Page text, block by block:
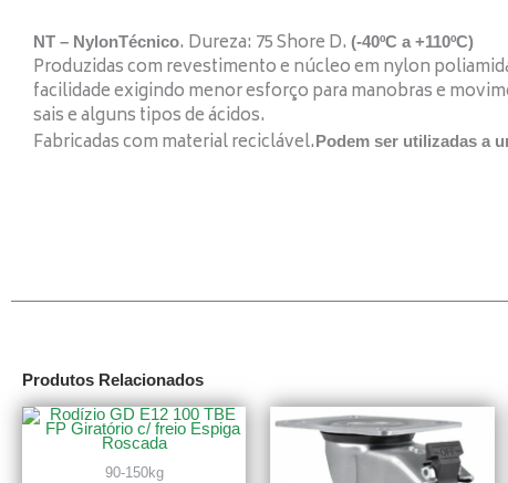
NT – NylonTécnico. Dureza: 75 Shore D. (-40ºC a +110ºC)
Produzidas com revestimento e núcleo em nylon
facilidade exigindo menor esforço para manobras e
sais e alguns tipos de ácidos.
Fabricadas com material reciclável.Podem ser utilizadas a
Produtos Relacionados
90-150kg